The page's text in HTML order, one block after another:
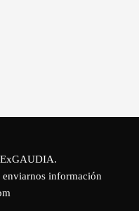
ExGAUDIA.
enviarnos información